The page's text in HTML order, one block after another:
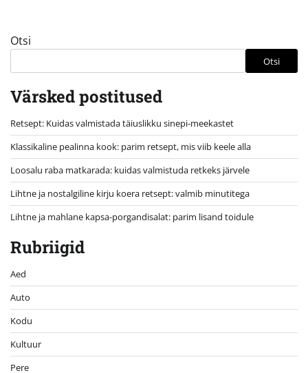
Otsi
Otsi
Värsked postitused
Retsept: Kuidas valmistada täiuslikku sinepi-meekastet
Klassikaline pealinna kook: parim retsept, mis viib keele alla
Loosalu raba matkarada: kuidas valmistuda retkeks järvele
Lihtne ja nostalgiline kirju koera retsept: valmib minutitega
Lihtne ja mahlane kapsa-porgandisalat: parim lisand toidule
Rubriigid
Aed
Auto
Kodu
Kultuur
Pere